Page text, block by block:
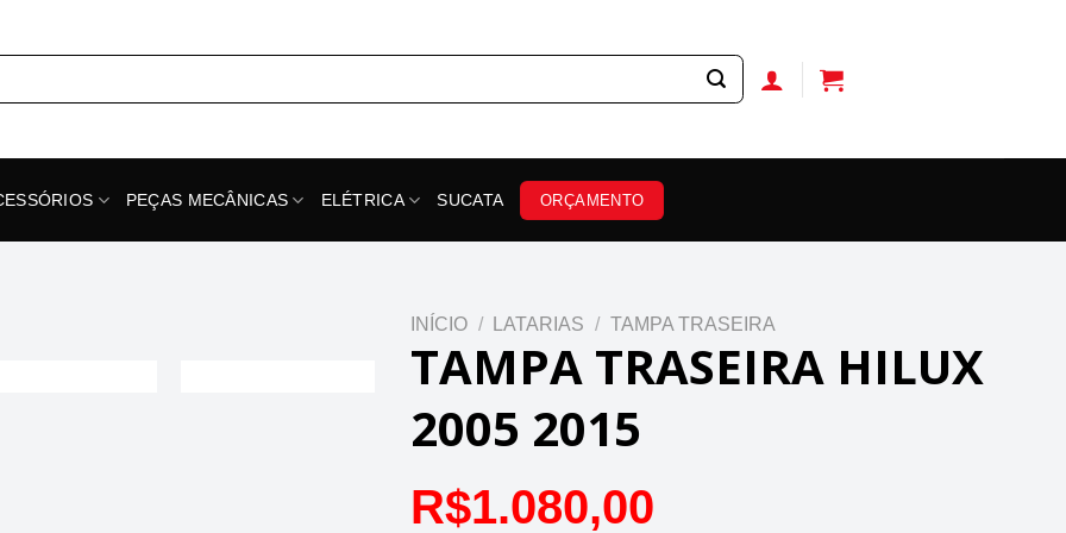
PEÇAS MECÂNICAS ELÉTRICA SUCATA ORÇAMENTO
INÍCIO / LATARIAS / TAMPA TRASEIRA
TAMPA TRASEIRA HILUX
2005 2015
R$1.080,00